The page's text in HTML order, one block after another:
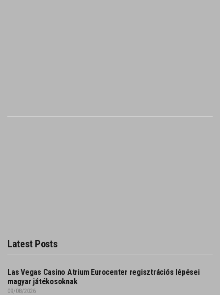
Latest Posts
Las Vegas Casino Atrium Eurocenter regisztrációs lépései
magyar játékosoknak
09/08/2026